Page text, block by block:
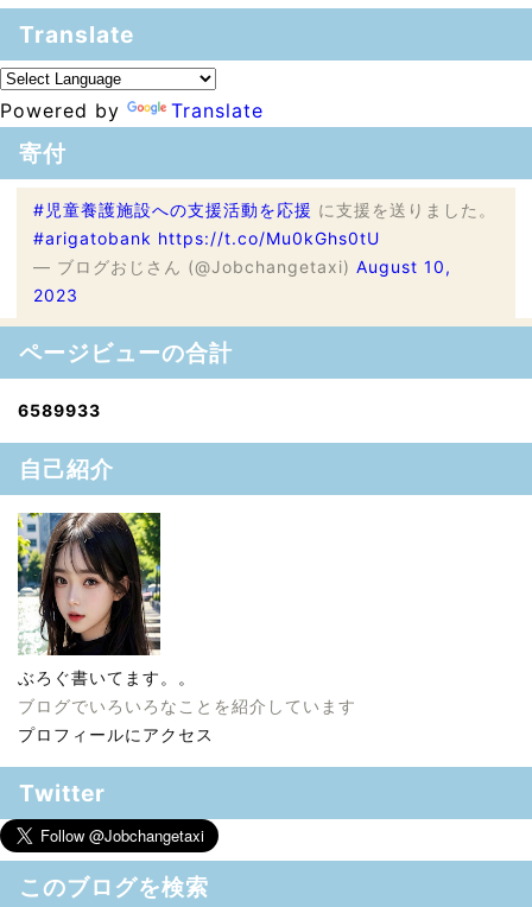
Translate
Powered by Translate
寄付
#児童養護施設への支援活動を応援 に支援を送りました。
#arigatobank https://t.co/Mu0kGhs0tU
— ブログおじさん (@Jobchangetaxi) August 10,
2023
ページビューの合計
6589933
自己紹介
ぶろぐ書いてます。。
ブログでいろいろなことを紹介しています
プロフィールにアクセス
Twitter
このブログを検索